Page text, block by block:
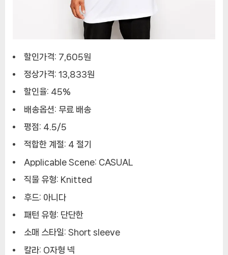
할인가격: 7,605원
정상가격: 13,833원
할인율: 45%
배송옵션: 무료 배송
평점: 4.5/5
적합한 계절: 4 절기
Applicable Scene: CASUAL
직물 유형: Knitted
후드: 아니다
패턴 유형: 단단한
소매 스타일: Short sleeve
칼라: O자형 넥